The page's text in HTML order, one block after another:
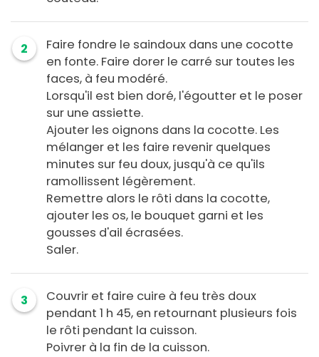
2
Faire fondre le saindoux dans une cocotte
en fonte. Faire dorer le carré sur toutes les
faces, à feu modéré.
Lorsqu'il est bien doré, l'égoutter et le poser
sur une assiette.
Ajouter les oignons dans la cocotte. Les
mélanger et les faire revenir quelques
minutes sur feu doux, jusqu'à ce qu'ils
ramollissent légèrement.
Remettre alors le rôti dans la cocotte,
ajouter les os, le bouquet garni et les
gousses d'ail écrasées.
Saler.
3
Couvrir et faire cuire à feu très doux
pendant 1 h 45, en retournant plusieurs fois
le rôti pendant la cuisson.
Poivrer à la fin de la cuisson.